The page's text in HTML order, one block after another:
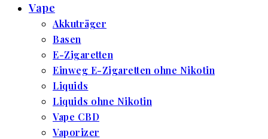
Vape
Akkuträger
Basen
E-Zigaretten
Einweg E-Zigaretten ohne Nikotin
Liquids
Liquids ohne Nikotin
Vape CBD
Vaporizer